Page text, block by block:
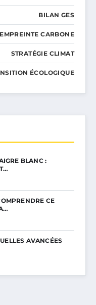
BILAN GES
EMPREINTE CARBONE
STRATÉGIE CLIMAT
ÉCOLOGIQUE
BLANC :
CE
AVANCÉES